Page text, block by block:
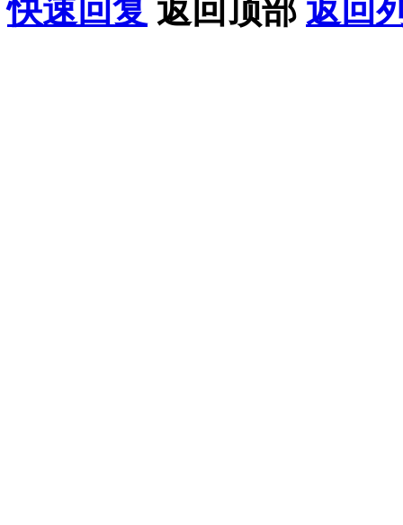
快速回复 返回顶部 返回